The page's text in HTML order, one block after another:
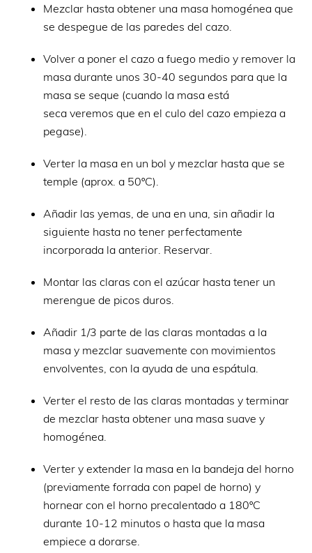
Mezclar hasta obtener una masa homogénea que
se despegue de las paredes del cazo.
Volver a poner el cazo a fuego medio y remover la
masa durante unos 30-40 segundos para que la
masa se seque (cuando la masa está
seca veremos que en el culo del cazo empieza a
pegase).
Verter la masa en un bol y mezclar hasta que se
temple (aprox. a 50ºC).
Añadir las yemas, de una en una, sin añadir la
siguiente hasta no tener perfectamente
incorporada la anterior. Reservar.
Montar las claras con el azúcar hasta tener un
merengue de picos duros.
Añadir 1/3 parte de las claras montadas a la
masa y mezclar suavemente con movimientos
envolventes, con la ayuda de una espátula.
Verter el resto de las claras montadas y terminar
de mezclar hasta obtener una masa suave y
homogénea.
Verter y extender la masa en la bandeja del horno
(previamente forrada con papel de horno) y
hornear con el horno precalentado a 180ºC
durante 10-12 minutos o hasta que la masa
empiece a dorarse.